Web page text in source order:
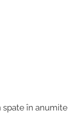
în anumite